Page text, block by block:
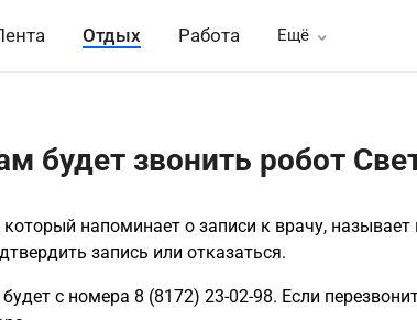
Отдых Работа Ещё
будет звонить робот
напоминает о записи к врачу,
запись или отказаться.
с номера 8 (8172) 23-02-98. Если